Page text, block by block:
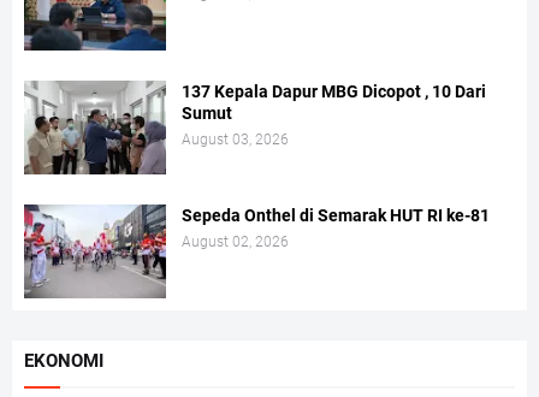
137 Kepala Dapur MBG Dicopot , 10 Dari
Sumut
August 03, 2026
Sepeda Onthel di Semarak HUT RI ke-81
August 02, 2026
EKONOMI